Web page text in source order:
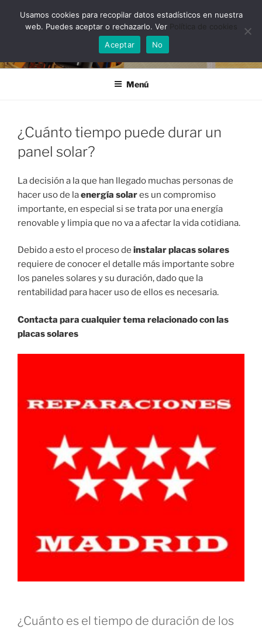
Menú
¿Cuánto tiempo puede durar un
panel solar?
La decisión a la que han llegado muchas personas de
hacer uso de laenergía solares un compromiso
importante, en especial si se trata por una energía
renovable y limpia que no va a afectar la vida cotidiana.
Debido a esto el proceso de instalar placas solares
requiere de conocer el detalle más importante sobre
los paneles solares y su duración, dado que la
rentabilidad para hacer uso de ellos es necesaria.
Contacta para cualquier tema relacionado con las
placas solares
¿Cuánto es el tiempo de duración de los
Usamos cookies para recopilar datos estadísticos en nuestra
web. Puedes aceptar o rechazarlo. Ver
Política de cookies
Aceptar
No